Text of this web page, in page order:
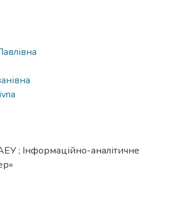
; Інформаційно-аналітичне